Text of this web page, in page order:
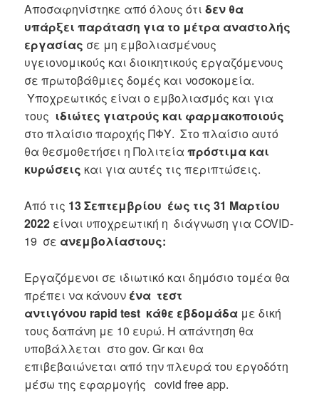
Αποσαφηνίστηκε από όλους ότιδεν θα
υπάρξει παράταση για το μέτρα αναστολής
εργασίας σε μη εμβολιασμένους
υγειονομικούς και διοικητικούς εργαζόμενους
σε πρωτοβάθμιες δομές και νοσοκομεία.
Υποχρεωτικός είναι ο εμβολιασμός και για
τους ιδιώτες γιατρούς και φαρμακοποιούς
στο πλαίσιο παροχής ΠΦΥ. Στο πλαίσιο αυτό
θα θεσμοθετήσει η Πολιτεία πρόστιμα και
κυρώσεις και για αυτές τις περιπτώσεις.
Από τις 13 Σεπτεμβρίου έως τις 31 Μαρτίου
2022 είναι υποχρεωτική η διάγνωση για COVID-
19 σε ανεμβολίαστους:
Εργαζόμενοι σε ιδιωτικό και δημόσιο τομέα θα
πρέπει να κάνουν ένα τεστ
αντιγόνου rapid test κάθε εβδομάδα με δική
τους δαπάνη με 10 ευρώ. Η απάντηση θα
υποβάλλεται στο gov. Gr και θα
επιβεβαιώνεται από την πλευρά του εργοδότη
μέσω της εφαρμογής covid free app.